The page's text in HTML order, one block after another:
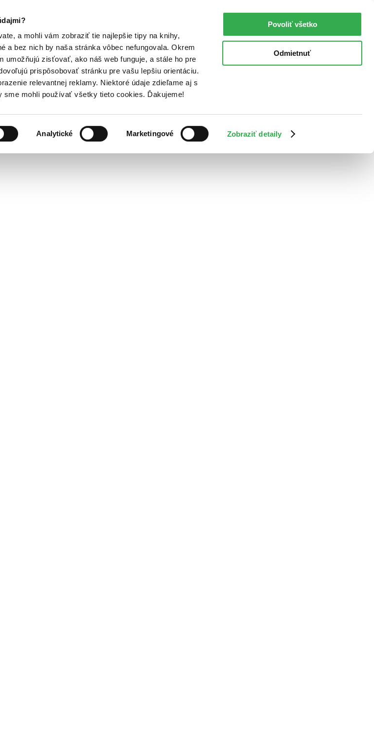
a mohli vám zobraziť tie najlepšie tipy na knihy,
a bez nich by naša stránka vôbec nefungovala. Okrem
umožňujú zisťovať, ako náš web funguje, a stále ho pre
prispôsobovať stránku pre vašu lepšiu orientáciu.
relevantnej reklamy. Niektoré údaje zdieľame aj s
mohli používať všetky tieto cookies. Ďakujeme!
Analytické Marketingové Zobraziť detaily
Povoliť všetko
Odmietnuť